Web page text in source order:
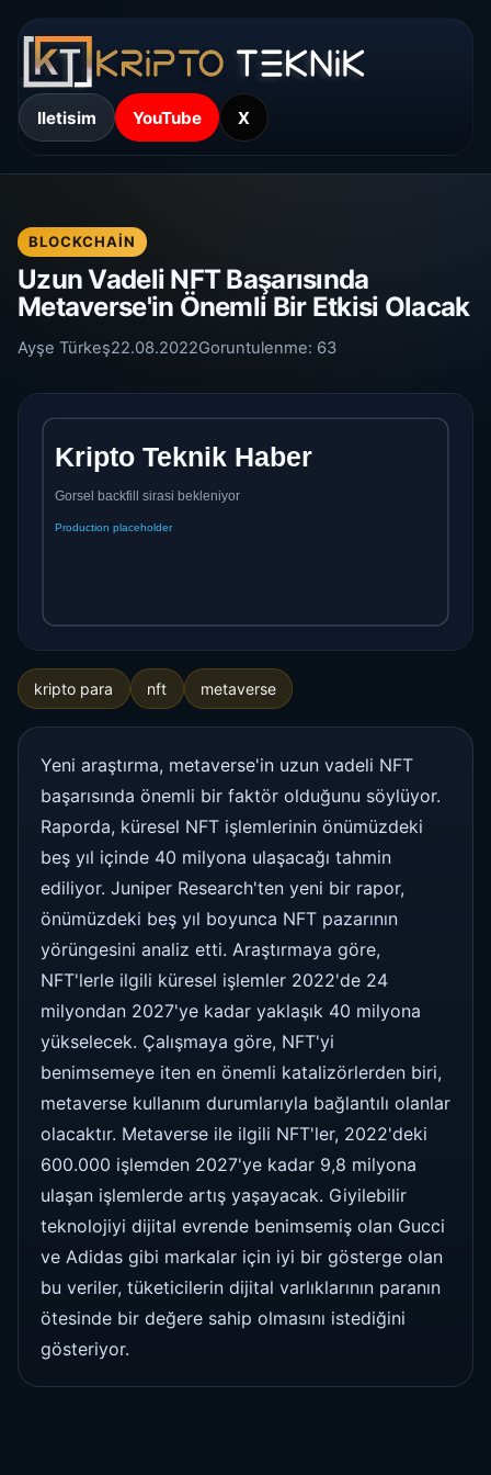
Iletisim YouTube X
BLOCKCHAIN
Uzun Vadeli NFT Başarısında
Metaverse'in Önemli Bir Etkisi Olacak
Ayşe Türkeş22.08.2022Goruntulenme: 63
kripto para nft metaverse
Yeni araştırma, metaverse'in uzun vadeli NFT
başarısında önemli bir faktör olduğunu söylüyor.
Raporda, küresel NFT işlemlerinin önümüzdeki
beş yıl içinde 40 milyona ulaşacağı tahmin
ediliyor. Juniper Research'ten yeni bir rapor,
önümüzdeki beş yıl boyunca NFT pazarının
yörüngesini analiz etti. Araştırmaya göre,
NFT'lerle ilgili küresel işlemler 2022'de 24
milyondan 2027'ye kadar yaklaşık 40 milyona
yükselecek. Çalışmaya göre, NFT'yi
benimsemeye iten en önemli katalizörlerden biri,
metaverse kullanım durumlarıyla bağlantılı olanlar
olacaktır. Metaverse ile ilgili NFT'ler, 2022'deki
600.000 işlemden 2027'ye kadar 9,8 milyona
ulaşan işlemlerde artış yaşayacak. Giyilebilir
teknolojiyi dijital evrende benimsemiş olan Gucci
ve Adidas gibi markalar için iyi bir gösterge olan
bu veriler, tüketicilerin dijital varlıklarının paranın
ötesinde bir değere sahip olmasını istediğini
gösteriyor.